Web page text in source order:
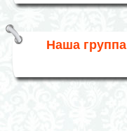
Наша группа